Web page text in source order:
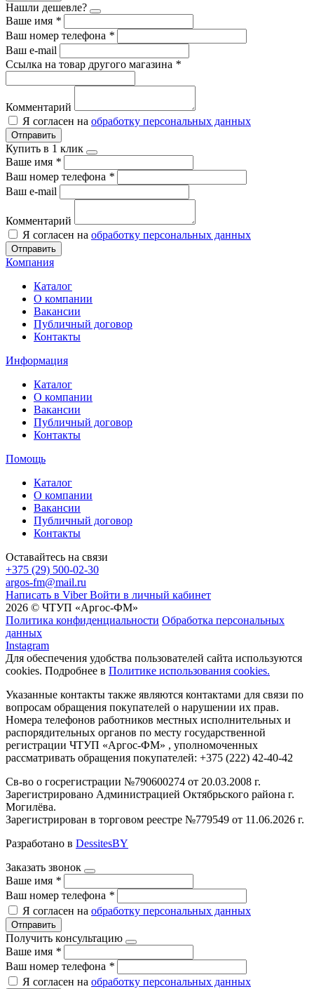
Нашли дешевле?
Ваше имя *
Ваш номер телефона *
Ваш e-mail
Ссылка на товар другого магазина *
Комментарий
Я согласен на обработку персональных данных
Отправить
Купить в 1 клик
Ваше имя *
Ваш номер телефона *
Ваш e-mail
Комментарий
Я согласен на обработку персональных данных
Отправить
Компания
Каталог
О компании
Вакансии
Публичный договор
Контакты
Информация
Каталог
О компании
Вакансии
Публичный договор
Контакты
Помощь
Каталог
О компании
Вакансии
Публичный договор
Контакты
Оставайтесь на связи
+375 (29) 500-02-30
argos-fm@mail.ru
Написать в Viber Войти в личный кабинет
2026 © ЧТУП «Аргос-ФМ»
Политика конфиденциальности Обработка персональных
данных
Instagram
Для обеспечения удобства пользователей сайта используются
cookies. Подробнее в Политике использования cookies.
Указанные контакты также являются контактами для связи по
вопросам обращения покупателей о нарушении их прав.
Номера телефонов работников местных исполнительных и
распорядительных органов по месту государственной
регистрации ЧТУП «Аргос-ФМ» , уполномоченных
рассматривать обращения покупателей: +375 (222) 42-40-42
Св-во о госрегистрации №790600274 от 20.03.2008 г.
Зарегистрировано Администрацией Октябрьского района г.
Могилёва.
Зарегистрирован в торговом реестре №779549 от 11.06.2026 г.
Разработано в DessitesBY
Заказать звонок
Ваше имя *
Ваш номер телефона *
Я согласен на обработку персональных данных
Отправить
Получить консультацию
Ваше имя *
Ваш номер телефона *
Я согласен на обработку персональных данных